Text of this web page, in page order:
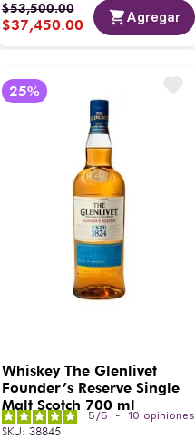
$53,500.00
$37,450.00 Agregar
Whiskey The Glenlivet
Founder’s Reserve Single
Malt Scotch 700 ml
5 /5 - 10 opiniones
SKU: 38845